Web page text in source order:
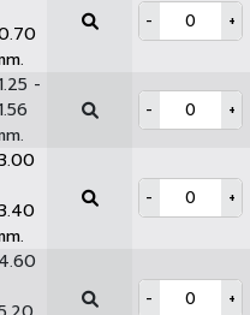
- +
-
- +
- +
- +